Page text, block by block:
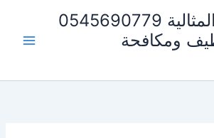
شركة ابتكار المثالية 0545690779
ومكافحة